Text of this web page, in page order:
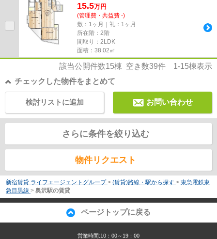
15.5万円
(管理費・共益費 -)
敷：1ヶ月｜礼：1ヶ月
所在階：2階
間取り：2LDK
面積：38.02㎡
該当公開件数15棟 空き数39件 1-15棟表示
チェックした物件をまとめて
お問い合わせ
検討リストに追加
さらに条件を絞り込む
物件リクエスト
新宿賃貸 ライフエージェントグループ > (賃貸)路線・駅から探す > 東急電鉄東
急目黒線 > 奥沢駅の賃貸
ページトップに戻る
営業時間:10：00～19：00